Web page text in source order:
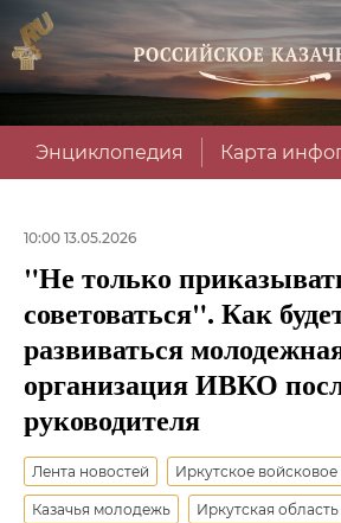
Энциклопедия Карта
10:00 13.05.2026
"Не только
советоваться". Как
развиваться
организация ИВКО
руководителя
Лента новостей Иркутское
Казачья молодежь Иркутская область